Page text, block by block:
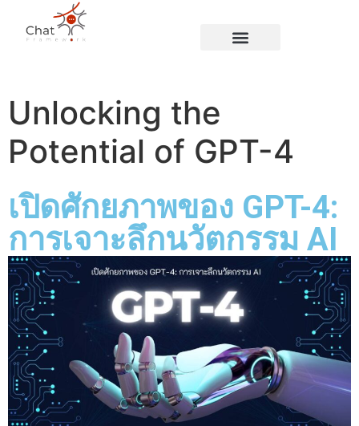
Unlocking the
Potential of GPT-4
เปิดศักยภาพของ GPT-4:
การเจาะลึกนวัตกรรม AI